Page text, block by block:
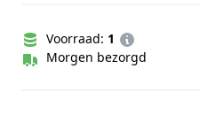
Morgen bezorgd
Voorraad: 1